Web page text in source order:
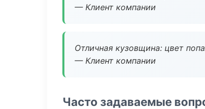
— Клиент компании
Отличная кузовщина: цвет
— Клиент компании
Часто задаваемые